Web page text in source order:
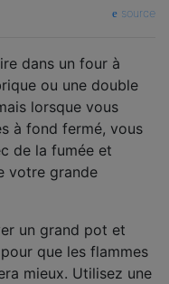
source
dans un four à
ou une double
lorsque vous
à fond fermé, vous
de la fumée et
votre grande
un grand pot et
que les flammes
mieux. Utilisez une